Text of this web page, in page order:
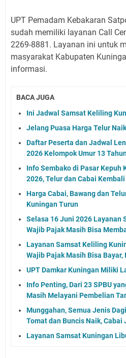
UPT Pemadam Kebakaran
sudah memiliki layanan Call
2269-8881. Layanan ini untuk
masyarakat Kabupaten
informasi.
BACA JUGA
Ini Jadwal Samsat Keliling
Jelang Puasa Harga Telur
Daftar Peserta dan Jadwal
2026 Kelompok Umur 13
Info Sembako di Pasar Kepuh
2026, Telur dan Cabai
Harga Cabai, Bawang dan
Kuningan Turun
Selasa 16 Juni 2026 Layanan
Wajib Pajak Masih Bisa
Layanan Samsat Keliling
Wajib Pajak Masih Bisa Bayar,
UPT Damkar Kuningan Miliki
Info Penting, Dari 23 SPBU
Masih Melayani Pembelian
Munggahan, Semua Jenis
Tomat dan Buncis Naik, Cabai
Layanan Samsat Kuningan